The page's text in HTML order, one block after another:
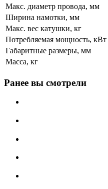
Макс. диаметр провода, мм
Ширина намотки, мм
Макс. вес катушки, кг
Потребляемая мощность, кВт
Габаритные размеры, мм
Масса, кг
Ранее вы смотрели